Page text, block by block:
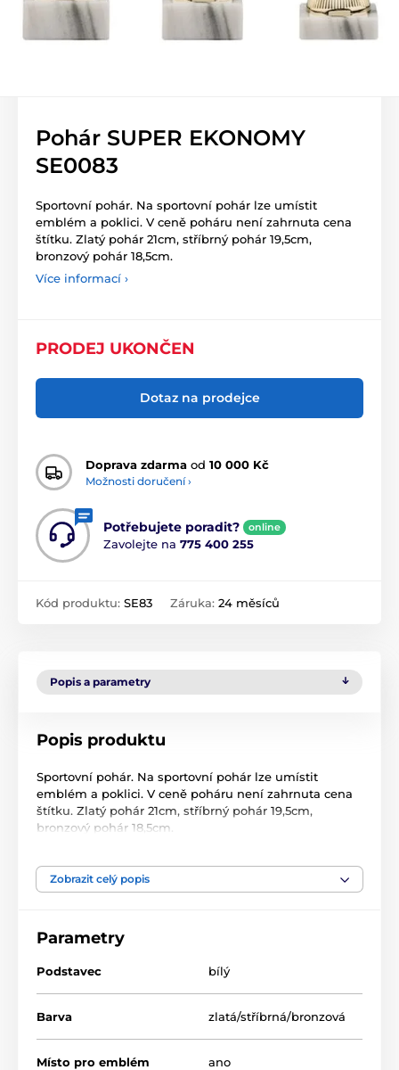
Pohár SUPER EKONOMY
SE0083
Sportovní pohár. Na sportovní pohár lze umístit
emblém a poklici. V ceně poháru není zahrnuta cena
štítku. Zlatý pohár 21cm, stříbrný pohár 19,5cm,
bronzový pohár 18,5cm.
Více informací ›
PRODEJ UKONČEN
Dotaz na prodejce
Doprava zdarma od 10 000 Kč
Možnosti doručení ›
Potřebujete poradit? online
Zavolejte na 775 400 255
Kód produktu: SE83 Záruka: 24 měsíců
Popis a parametry
Popis produktu
Sportovní pohár. Na sportovní pohár lze umístit
emblém a poklici. V ceně poháru není zahrnuta cena
štítku. Zlatý pohár 21cm, stříbrný pohár 19,5cm,
bronzový pohár 18,5cm.
Zobrazit celý popis
Parametry
Podstavec bílý
Barva zlatá/stříbrná/bronzová
Místo pro emblém ano